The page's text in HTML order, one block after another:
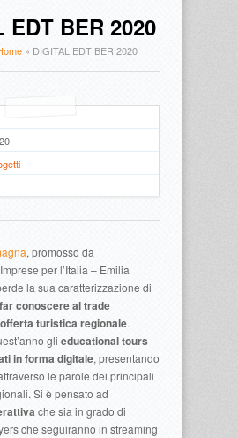
EDT BER 2020
» DIGITAL EDT BER 2020
, promosso da
per l’Italia – Emilia
la sua caratterizzazione di
far conoscere al trade
turistica regionale.
gli educational tours
in forma digitale, presentando
le parole dei principali
Si è pensato ad
che sia in grado di
che seguiranno in streaming